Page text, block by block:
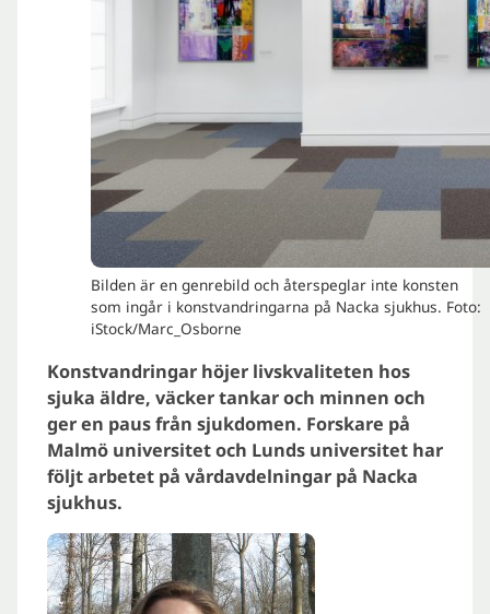
Bilden är en genrebild och återspeglar inte konsten
som ingår i konstvandringarna på Nacka sjukhus. Foto:
iStock/Marc_Osborne
Konstvandringar höjer livskvaliteten hos
sjuka äldre, väcker tankar och minnen och
ger en paus från sjukdomen. Forskare på
Malmö universitet och Lunds universitet har
följt arbetet på vårdavdelningar på Nacka
sjukhus.